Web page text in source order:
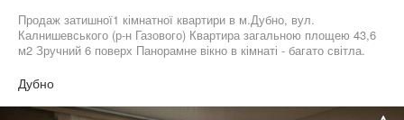
Продаж затишної1 кімнатної квартири в м.Дубно, вул.
Калнишевського (р-н Газового) Квартира загальною площею 43,6
м2 Зручний 6 поверх Панорамне вікно в кімнаті - багато світла.
автономне опалення - встановлено 2-х контурний газовий котел.
Заведено електрику в квартиру - 3-х жильний мідний провід.
Стіни основні поштукатурено, залито стяжку в квартирі.
Дубно